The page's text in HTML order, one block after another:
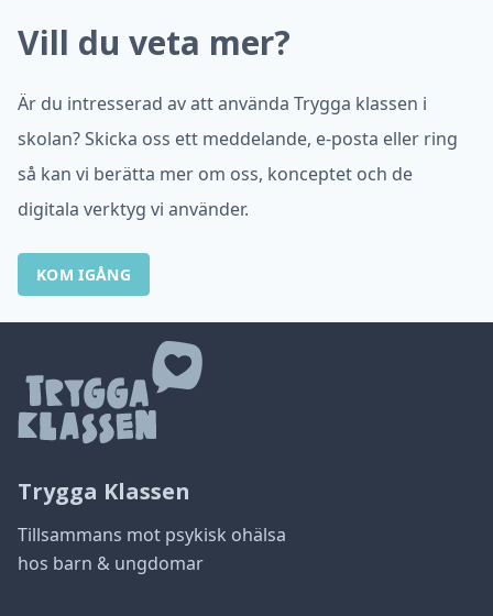
Vill du veta mer?
Är du intresserad av att använda Trygga klassen i
skolan? Skicka oss ett meddelande, e-posta eller ring
så kan vi berätta mer om oss, konceptet och de
digitala verktyg vi använder.
KOM IGÅNG
Trygga Klassen
Tillsammans mot psykisk ohälsa
hos barn & ungdomar